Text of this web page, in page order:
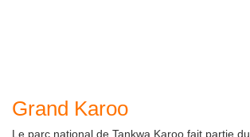
Grand Karoo
Le parc national de Tankwa Karoo fait partie du